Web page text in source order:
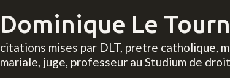
Dominique Le
citations mises par DLT, pretre catholique,
mariale, juge, professeur au Studium de